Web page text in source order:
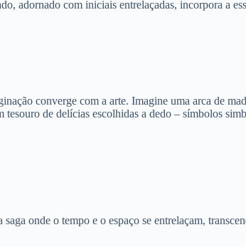
adornado com iniciais entrelaçadas, incorpora a
converge com a arte. Imagine uma arca de
de delícias escolhidas a dedo – símbolos
onde o tempo e o espaço se entrelaçam,